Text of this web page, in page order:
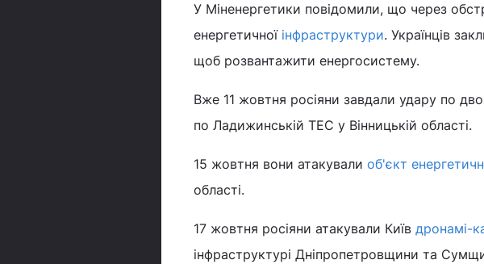
У Міненергетики повідомили, що через
енергетичної інфраструктури. Українців
щоб розвантажити енергосистему.
Вже 11 жовтня росіяни завдали удару по
по Ладижинській ТЕС у Вінницькій області.
15 жовтня вони атакували об'єкт
області.
17 жовтня росіяни атакували Київ дронамі-
інфраструктурі Дніпропетровщини та